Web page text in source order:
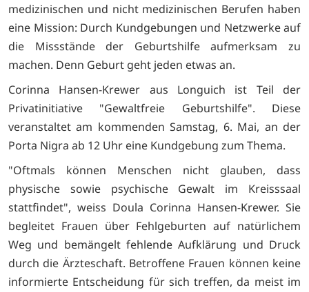
medizinischen und nicht medizinischen Berufen haben
eine Mission: Durch Kundgebungen und Netzwerke auf
die Missstände der Geburtshilfe aufmerksam zu
machen. Denn Geburt geht jeden etwas an.
Corinna Hansen-Krewer aus Longuich ist Teil der
Privatinitiative "Gewaltfreie Geburtshilfe". Diese
veranstaltet am kommenden Samstag, 6. Mai, an der
Porta Nigra ab 12 Uhr eine Kundgebung zum Thema.
"Oftmals können Menschen nicht glauben, dass
physische sowie psychische Gewalt im Kreisssaal
stattfindet", weiss Doula Corinna Hansen-Krewer. Sie
begleitet Frauen über Fehlgeburten auf natürlichem
Weg und bemängelt fehlende Aufklärung und Druck
durch die Ärzteschaft. Betroffene Frauen können keine
informierte Entscheidung für sich treffen, da meist im